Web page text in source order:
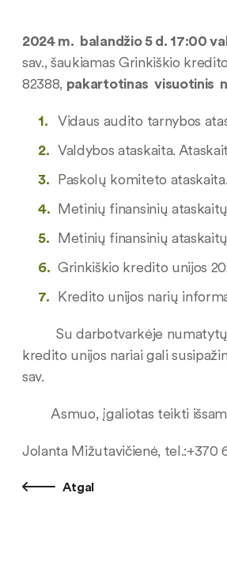
2024 m. balandžio 5 d. 17:00
sav., šaukiamas Grinkiškio
82388, pakartotinas visuotinis
Vidaus audito tarnybos
Valdybos ataskaita.
Paskolų komiteto
Metinių finansinių
Metinių finansinių
Grinkiškio kredito unijos
Kredito unijos narių
Su darbotvarkėje numatytų
kredito unijos nariai gali
sav.
Asmuo, įgaliotas teikti
Jolanta Mižutavičienė, tel.:+370
Atgal